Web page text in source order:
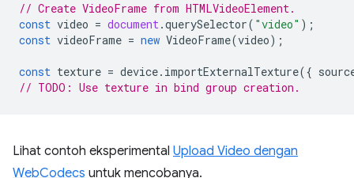
// Create VideoFrame from HTMLVideoElement.
const video = document.querySelector( "video" );
const videoFrame = new VideoFrame(video);
const texture = device. importExternalTexture({
// TODO: Use texture in bind group creation.
Lihat contoh eksperimental Upload Video dengan
WebCodecs untuk mencobanya.